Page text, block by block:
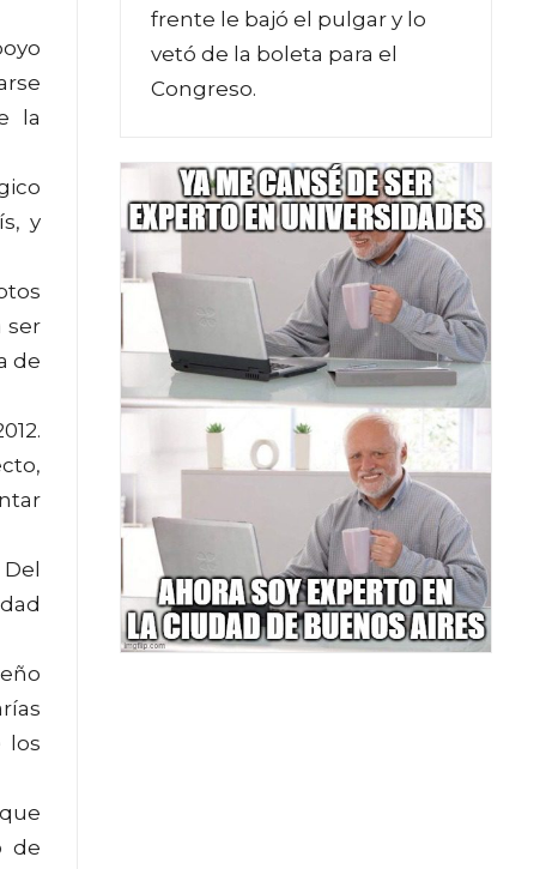
la
y
ser
de
los
de
frente le bajó el pulgar y lo
vetó de la boleta para el
Congreso.